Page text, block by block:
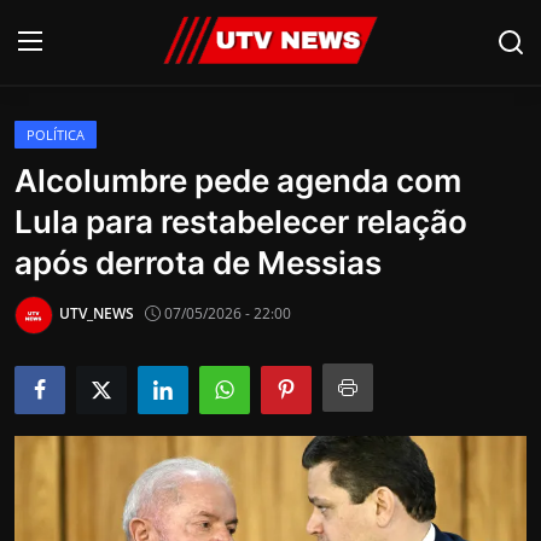
AO VIVO
PIRACICABA
CAMPINAS
LIMEIRA
ESPIRITO SANTO
POLÍTICA
Alcolumbre pede agenda com
Lula para restabelecer relação
após derrota de Messias
UTV_NEWS 07/05/2026 - 22:00